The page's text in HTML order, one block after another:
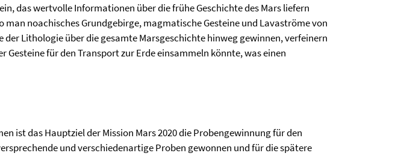
das wertvolle Informationen über die frühe Geschichte des Mars liefern
noachisches Grundgebirge, magmatische Gesteine und Lavaströme von
Lithologie über die gesamte Marsgeschichte hinweg gewinnen, verfeinern
für den Transport zur Erde einsammeln könnte, was einen
ist das Hauptziel der Mission Mars 2020 die Probengewinnung für den
und verschiedenartige Proben gewonnen und für die spätere